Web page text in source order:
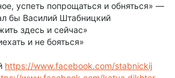
успеть попрощаться и обняться» —
бы Василий Штабницкий
здесь и сейчас»
и не бояться»
https://www.facebook.com/stabnickij